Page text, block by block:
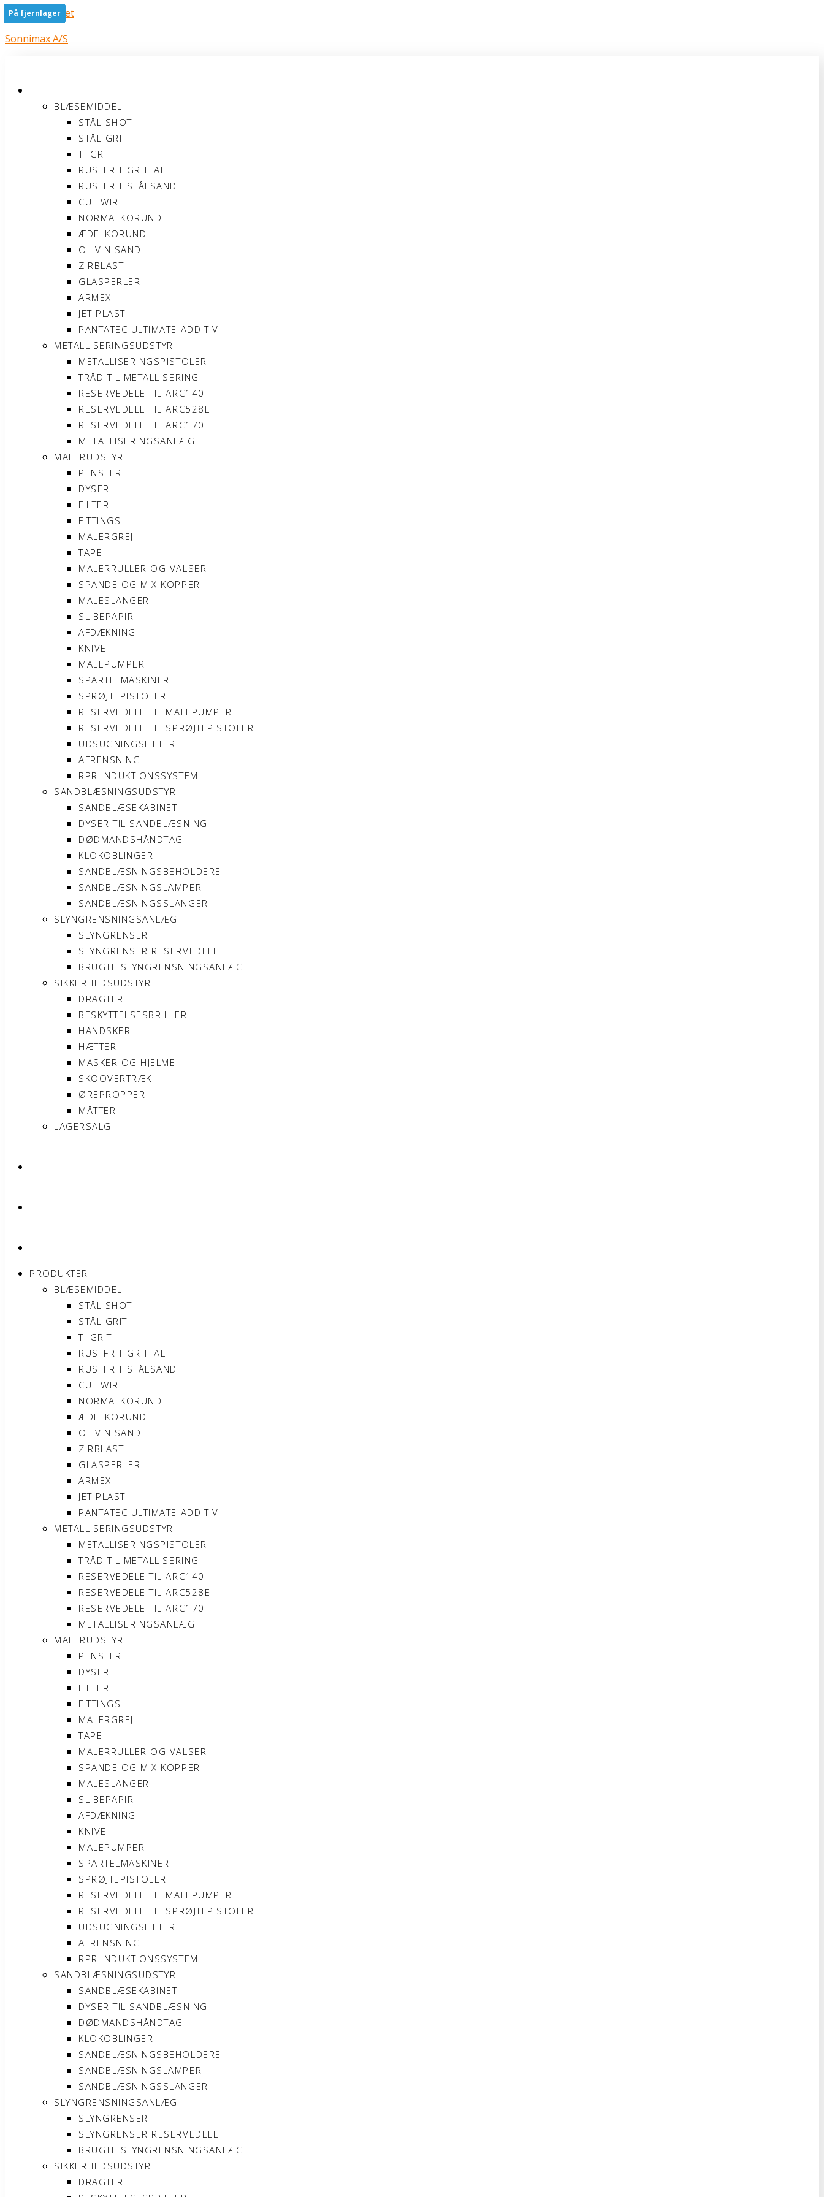
Gå til indholdet
Sonnimax A/S
BLÆSEMIDDEL
STÅL SHOT
STÅL GRIT
TI GRIT
RUSTFRIT GRITTAL
RUSTFRIT STÅLSAND
CUT WIRE
NORMALKORUND
ÆDELKORUND
OLIVIN SAND
ZIRBLAST
GLASPERLER
ARMEX
JET PLAST
PANTATEC ULTIMATE ADDITIV
METALLISERINGSUDSTYR
METALLISERINGSPISTOLER
TRÅD TIL METALLISERING
RESERVEDELE TIL ARC140
RESERVEDELE TIL ARC528E
RESERVEDELE TIL ARC170
METALLISERINGSANLÆG
MALERUDSTYR
PENSLER
DYSER
FILTER
FITTINGS
MALERGREJ
TAPE
MALERRULLER OG VALSER
SPANDE OG MIX KOPPER
MALESLANGER
SLIBEPAPIR
AFDÆKNING
KNIVE
MALEPUMPER
SPARTELMASKINER
SPRØJTEPISTOLER
RESERVEDELE TIL MALEPUMPER
RESERVEDELE TIL SPRØJTEPISTOLER
UDSUGNINGSFILTER
AFRENSNING
RPR INDUKTIONSSYSTEM
SANDBLÆSNINGSUDSTYR
SANDBLÆSEKABINET
DYSER TIL SANDBLÆSNING
DØDMANDSHÅNDTAG
KLOKOBLINGER
SANDBLÆSNINGSBEHOLDERE
SANDBLÆSNINGSLAMPER
SANDBLÆSNINGSSLANGER
SLYNGRENSNINGSANLÆG
SLYNGRENSER
SLYNGRENSER RESERVEDELE
BRUGTE SLYNGRENSNINGSANLÆG
SIKKERHEDSUDSTYR
DRAGTER
BESKYTTELSESBRILLER
HANDSKER
HÆTTER
MASKER OG HJELME
SKOOVERTRÆK
ØREPROPPER
MÅTTER
LAGERSALG
PRODUKTER
BLÆSEMIDDEL
STÅL SHOT
STÅL GRIT
TI GRIT
RUSTFRIT GRITTAL
RUSTFRIT STÅLSAND
CUT WIRE
NORMALKORUND
ÆDELKORUND
OLIVIN SAND
ZIRBLAST
GLASPERLER
ARMEX
JET PLAST
PANTATEC ULTIMATE ADDITIV
METALLISERINGSUDSTYR
METALLISERINGSPISTOLER
TRÅD TIL METALLISERING
RESERVEDELE TIL ARC140
RESERVEDELE TIL ARC528E
RESERVEDELE TIL ARC170
METALLISERINGSANLÆG
MALERUDSTYR
PENSLER
DYSER
FILTER
FITTINGS
MALERGREJ
TAPE
MALERRULLER OG VALSER
SPANDE OG MIX KOPPER
MALESLANGER
SLIBEPAPIR
AFDÆKNING
KNIVE
MALEPUMPER
SPARTELMASKINER
SPRØJTEPISTOLER
RESERVEDELE TIL MALEPUMPER
RESERVEDELE TIL SPRØJTEPISTOLER
UDSUGNINGSFILTER
AFRENSNING
RPR INDUKTIONSSYSTEM
SANDBLÆSNINGSUDSTYR
SANDBLÆSEKABINET
DYSER TIL SANDBLÆSNING
DØDMANDSHÅNDTAG
KLOKOBLINGER
SANDBLÆSNINGSBEHOLDERE
SANDBLÆSNINGSLAMPER
SANDBLÆSNINGSSLANGER
SLYNGRENSNINGSANLÆG
SLYNGRENSER
SLYNGRENSER RESERVEDELE
BRUGTE SLYNGRENSNINGSANLÆG
SIKKERHEDSUDSTYR
DRAGTER
På fjernlager
På fjernlager
På fjernlager
På fjernlager
På fjernlager
På fjernlager